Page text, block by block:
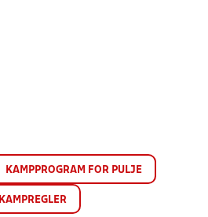
KAMPPROGRAM FOR PULJE
KAMPREGLER